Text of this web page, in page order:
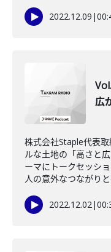
2022.12.09 |
広
株式会社Staple代表
ルな土地の「高さと
ーマにトークセッシ
人の意外なつながり
2022.12.02|